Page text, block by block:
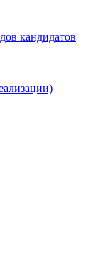
кандидатов